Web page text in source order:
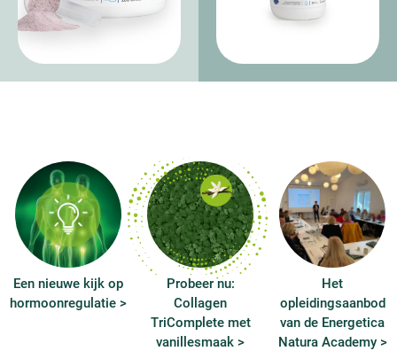
Een nieuwe kijk op
hormoonregulatie >
Probeer nu:
Collagen
TriComplete met
vanillesmaak >
Het
opleidingsaanbod
van de Energetica
Natura Academy >